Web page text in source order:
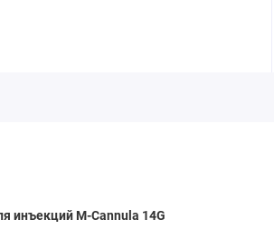
инъекций M-Cannula 14G